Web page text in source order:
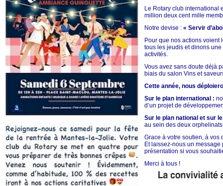
Le Rotary club international
million deux cent mille
Notre devise : « Servir
Pour que nos actions voient
tous les jeudis et dinons
activités.
Vous avez sans doute déjà
biais du salon Vins et
Cette année, nous
Sur le plan international :
d’un projet de
Sur le plan national et sur
au sein des deux
Grace à votre soutien, à vos
Et laissez-nous un
présentation si vous
Merci à tous !